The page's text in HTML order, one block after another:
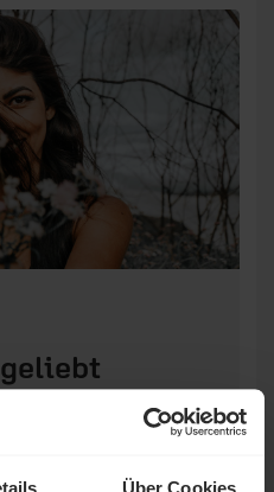
Über Cookies
Women of Hope“